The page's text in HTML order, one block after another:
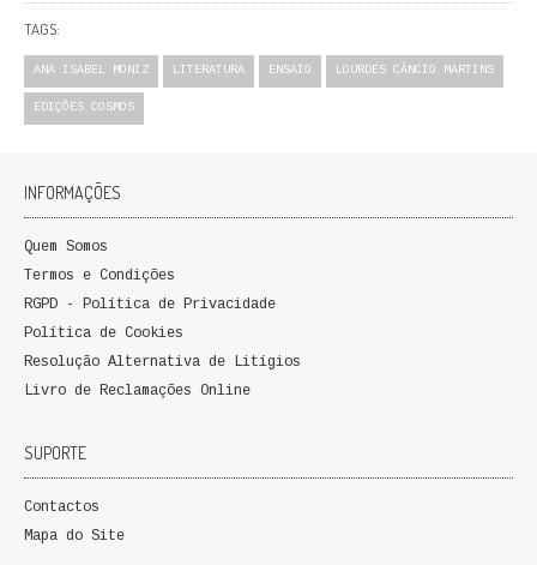
REVISTA DEDALUS
CIÊNCIA POLITICA
RELAÇÕES INTERNACIONAIS
COLEÇÃO ATENA
OUTROS TEMAS
PROMOÇÕES
TAGS:
ANA ISABEL MONIZ LITERATURA ENSAIO LOURDES CÂNCIO MARTINS
EDIÇÕES COSMOS
INFORMAÇÕES
Quem Somos
Termos e Condições
RGPD - Política de Privacidade
Política de Cookies
Resolução Alternativa de Litígios
Livro de Reclamações Online
SUPORTE
Contactos
Mapa do Site